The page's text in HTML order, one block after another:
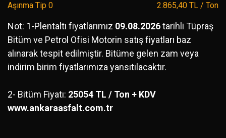
Aşınma Tip 0 2.865,40 TL / Ton
Not: 1-Plentaltı fiyatlarımız 09.08.2026tarihli Tüpraş
Bitüm ve Petrol Ofisi Motorin satış fiyatları baz
alınarak tespit edilmiştir. Bitüme gelen zam veya
indirim birim fiyatlarımıza yansıtılacaktır.
2- Bitüm Fiyatı: 25054 TL / Ton + KDV
www.ankaraasfalt.com.tr